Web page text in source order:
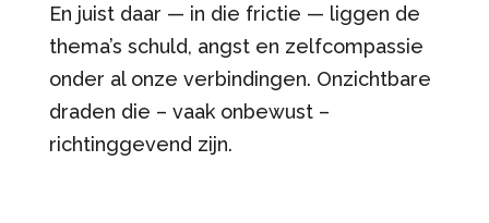
En juist daar — in die frictie — liggen de
thema’s schuld, angst en zelfcompassie
onder al onze verbindingen. Onzichtbare
draden die – vaak onbewust –
richtinggevend zijn.